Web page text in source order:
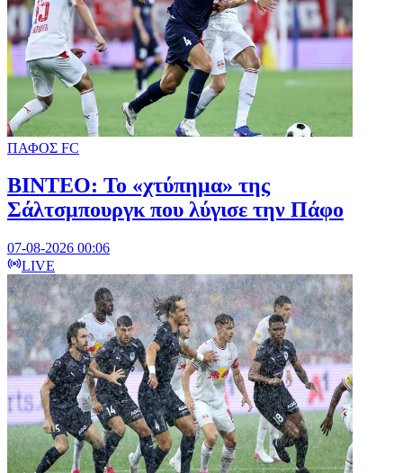
ΠΑΦΟΣ FC
ΒΙΝΤΕΟ: Το «χτύπημα» της
Σάλτσμπουργκ που λύγισε την Πάφο
07-08-2026 00:06
LIVE